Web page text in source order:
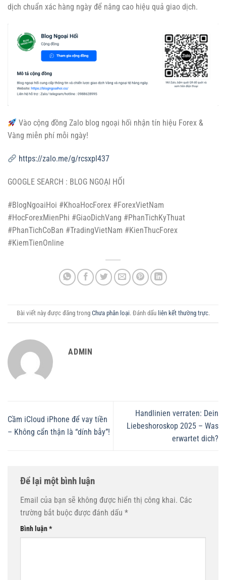
dịch chuẩn xác hàng ngày để nâng cao hiệu quả giao dịch.
Vào cộng đồng Zalo blog ngoại hối nhận tín hiệu Forex &
Vàng miễn phí mỗi ngày!
https://zalo.me/g/rcsxpl437
GOOGLE SEARCH : BLOG NGOẠI HỐI
#BlogNgoaiHoi #KhoaHocForex #ForexVietNam
#HocForexMienPhi #GiaoDichVang #PhanTichKyThuat
#PhanTichCoBan #TradingVietNam #KienThucForex
#KiemTienOnline
Bài viết này được đăng trong Chưa phân loại. Đánh dấu liên kết thường trực.
ADMIN
Cầm iCloud iPhone để vay tiền
– Không cẩn thận là “dính bẫy”!
Handlinien verraten: Dein
Liebeshoroskop 2025 – Was
erwartet dich?
Để lại một bình luận
Email của bạn sẽ không được hiển thị công khai. Các
trường bắt buộc được đánh dấu *
Bình luận*